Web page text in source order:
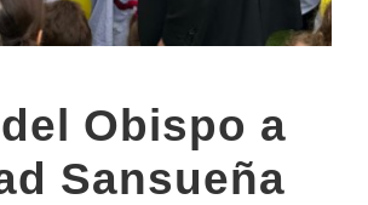
Obispo a
Sansueña